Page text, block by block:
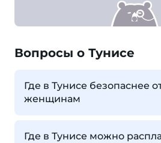
Вопросы о Тунисе
Где в Тунисе безопаснее
женщинам
Где в Тунисе можно